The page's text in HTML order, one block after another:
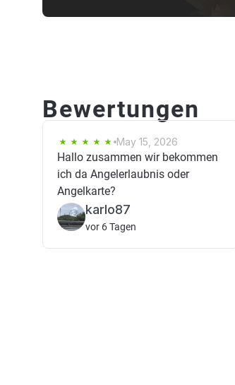
Bewertungen
May 15, 2026
Hallo zusammen wir bekommen
ich da Angelerlaubnis oder
Angelkarte?
karlo87
vor 6 Tagen